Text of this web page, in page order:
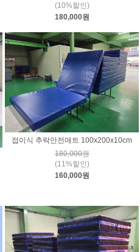
(10%할인)
180,000원
접이식 추락안전매트 100x200x10cm
180,000원
(11%할인)
160,000원